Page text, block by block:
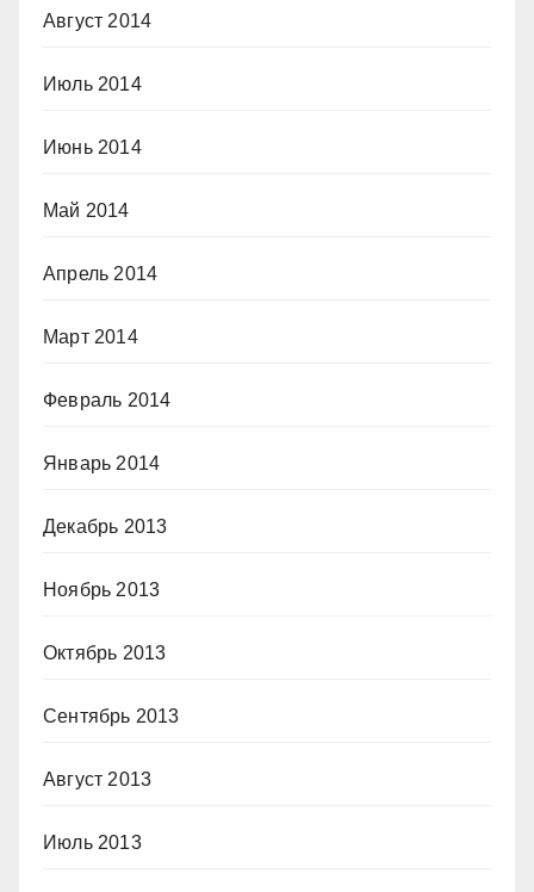
Август 2014
Июль 2014
Июнь 2014
Май 2014
Апрель 2014
Март 2014
Февраль 2014
Январь 2014
Декабрь 2013
Ноябрь 2013
Октябрь 2013
Сентябрь 2013
Август 2013
Июль 2013